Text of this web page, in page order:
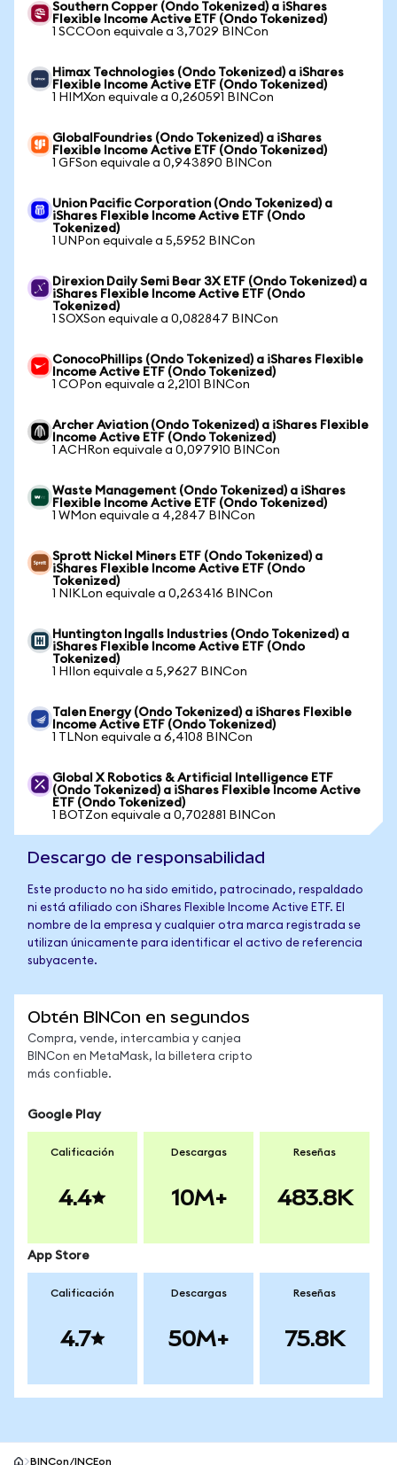
Southern Copper (Ondo Tokenized) a iShares
Flexible Income Active ETF (Ondo Tokenized)
1 SCCOon equivale a 3,7029 BINCon
Himax Technologies (Ondo Tokenized) a iShares
Flexible Income Active ETF (Ondo Tokenized)
1 HIMXon equivale a 0,260591 BINCon
GlobalFoundries (Ondo Tokenized) a iShares
Flexible Income Active ETF (Ondo Tokenized)
1 GFSon equivale a 0,943890 BINCon
Union Pacific Corporation (Ondo Tokenized) a
iShares Flexible Income Active ETF (Ondo
Tokenized)
1 UNPon equivale a 5,5952 BINCon
Direxion Daily Semi Bear 3X ETF (Ondo Tokenized) a
iShares Flexible Income Active ETF (Ondo
Tokenized)
1 SOXSon equivale a 0,082847 BINCon
ConocoPhillips (Ondo Tokenized) a iShares Flexible
Income Active ETF (Ondo Tokenized)
1 COPon equivale a 2,2101 BINCon
Archer Aviation (Ondo Tokenized) a iShares Flexible
Income Active ETF (Ondo Tokenized)
1 ACHRon equivale a 0,097910 BINCon
Waste Management (Ondo Tokenized) a iShares
Flexible Income Active ETF (Ondo Tokenized)
1 WMon equivale a 4,2847 BINCon
Sprott Nickel Miners ETF (Ondo Tokenized) a
iShares Flexible Income Active ETF (Ondo
Tokenized)
1 NIKLon equivale a 0,263416 BINCon
Huntington Ingalls Industries (Ondo Tokenized) a
iShares Flexible Income Active ETF (Ondo
Tokenized)
1 HIIon equivale a 5,9627 BINCon
Talen Energy (Ondo Tokenized) a iShares Flexible
Income Active ETF (Ondo Tokenized)
1 TLNon equivale a 6,4108 BINCon
Global X Robotics & Artificial Intelligence ETF
(Ondo Tokenized) a iShares Flexible Income Active
ETF (Ondo Tokenized)
1 BOTZon equivale a 0,702881 BINCon
Descargo de responsabilidad
Este producto no ha sido emitido, patrocinado, respaldado
ni está afiliado con iShares Flexible Income Active ETF. El
nombre de la empresa y cualquier otra marca registrada se
utilizan únicamente para identificar el activo de referencia
subyacente.
Obtén BINCon en segundos
Compra, vende, intercambia y canjea
BINCon en MetaMask, la billetera cripto
más confiable.
Google Play
Calificación
4.4
Descargas
10M+
Reseñas
483.8K
App Store
Calificación
4.7
Descargas
50M+
Reseñas
75.8K
BINCon/INCEon